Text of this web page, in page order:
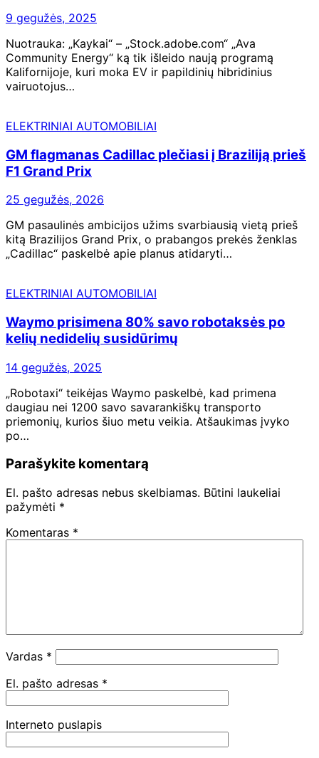
9 gegužės, 2025
Nuotrauka: „Kaykai“ – „Stock.adobe.com“ „Ava
Community Energy“ ką tik išleido naują programą
Kalifornijoje, kuri moka EV ir papildinių hibridinius
vairuotojus…
ELEKTRINIAI AUTOMOBILIAI
GM flagmanas Cadillac plečiasi į Braziliją prieš
F1 Grand Prix
25 gegužės, 2026
GM pasaulinės ambicijos užims svarbiausią vietą prieš
kitą Brazilijos Grand Prix, o prabangos prekės ženklas
„Cadillac“ paskelbė apie planus atidaryti…
ELEKTRINIAI AUTOMOBILIAI
Waymo prisimena 80% savo robotaksės po
kelių nedidelių susidūrimų
14 gegužės, 2025
„Robotaxi“ teikėjas Waymo paskelbė, kad primena
daugiau nei 1200 savo savarankiškų transporto
priemonių, kurios šiuo metu veikia. Atšaukimas įvyko
po…
Parašykite komentarą
El. pašto adresas nebus skelbiamas. Būtini laukeliai
pažymėti *
Komentaras *
Vardas *
El. pašto adresas *
Interneto puslapis